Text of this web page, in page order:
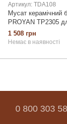
Артикул: TDA108
Мусат керамічний
PROYAN TP2305
кухонних ножів,
рукоятка, гумовий
1 508 грн
Немає в наявності
0 800 303